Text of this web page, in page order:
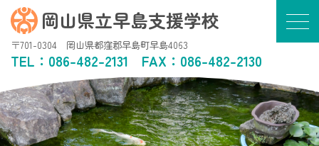
岡山県立早島支援学校
〒701-0304 岡山県都窪郡早島町早島4063
TEL： 086-482-2131 FAX：086-482-2130